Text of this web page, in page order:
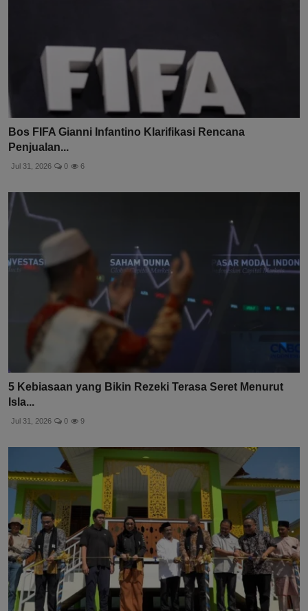
Bos FIFA Gianni Infantino Klarifikasi Rencana
Penjualan...
Jul 31, 2026 0 6
5 Kebiasaan yang Bikin Rezeki Terasa Seret Menurut
Isla...
Jul 31, 2026 0 9